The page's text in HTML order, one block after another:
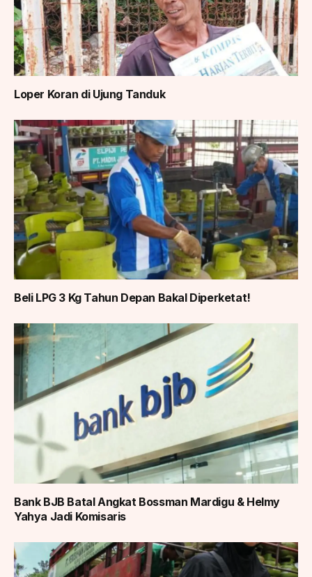
Loper Koran di Ujung Tanduk
Beli LPG 3 Kg Tahun Depan Bakal Diperketat!
Bank BJB Batal Angkat Bossman Mardigu & Helmy
Yahya Jadi Komisaris